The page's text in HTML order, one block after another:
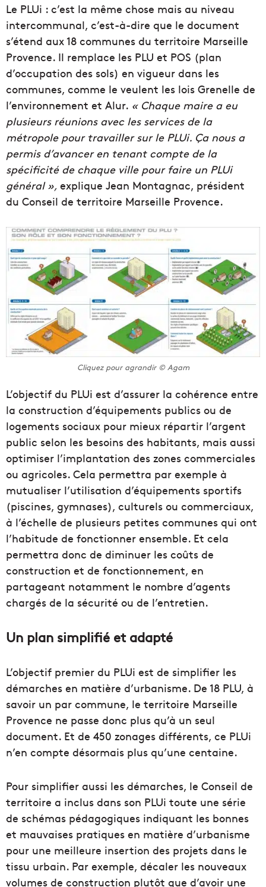
Le PLUi : c’est la même chose mais au niveau
intercommunal, c’est-à-dire que le document
s’étend aux 18 communes du territoire Marseille
Provence. Il remplace les PLU et POS (plan
d’occupation des sols) en vigueur dans les
communes, comme le veulent les lois Grenelle de
l’environnement et Alur. « Chaque maire a eu
plusieurs réunions avec les services de la
métropole pour travailler sur le PLUi. Ça nous a
permis d’avancer en tenant compte de la
spécificité de chaque ville pour faire un PLUi
général », explique Jean Montagnac, président
du Conseil de territoire Marseille Provence.
Cliquez pour agrandir © Agam
L’objectif du PLUi est d’assurer la cohérence entre
la construction d’équipements publics ou de
logements sociaux pour mieux répartir l’argent
public selon les besoins des habitants, mais aussi
optimiser l’implantation des zones commerciales
ou agricoles. Cela permettra par exemple à
mutualiser l’utilisation d’équipements sportifs
(piscines, gymnases), culturels ou commerciaux,
à l’échelle de plusieurs petites communes qui ont
l’habitude de fonctionner ensemble. Et cela
permettra donc de diminuer les coûts de
construction et de fonctionnement, en
partageant notamment le nombre d’agents
chargés de la sécurité ou de l’entretien.
Un plan simplifié et adapté
L’objectif premier du PLUi est de simplifier les
démarches en matière d’urbanisme. De 18 PLU, à
savoir un par commune, le territoire Marseille
Provence ne passe donc plus qu’à un seul
document. Et de 450 zonages différents, ce PLUi
n’en compte désormais plus qu’une centaine.
Pour simplifier aussi les démarches, le Conseil de
territoire a inclus dans son PLUi toute une série
de schémas pédagogiques indiquant les bonnes
et mauvaises pratiques en matière d’urbanisme
pour une meilleure insertion des projets dans le
tissu urbain. Par exemple, décaler les nouveaux
volumes de construction plutôt que d’avoir une